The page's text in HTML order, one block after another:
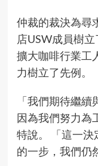
仲裁的裁決為尋
店USW成員樹
擴大咖啡行業工
力樹立了先例。
「我們期待繼
因為我們努力為
特說。 「這一
的一步，我們仍